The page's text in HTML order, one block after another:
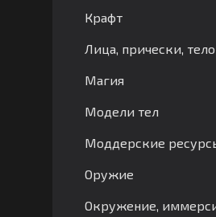
Крафт
Лица, прически, тело
Магия
Модели тел
Моддерские
Оружие
Окружение,